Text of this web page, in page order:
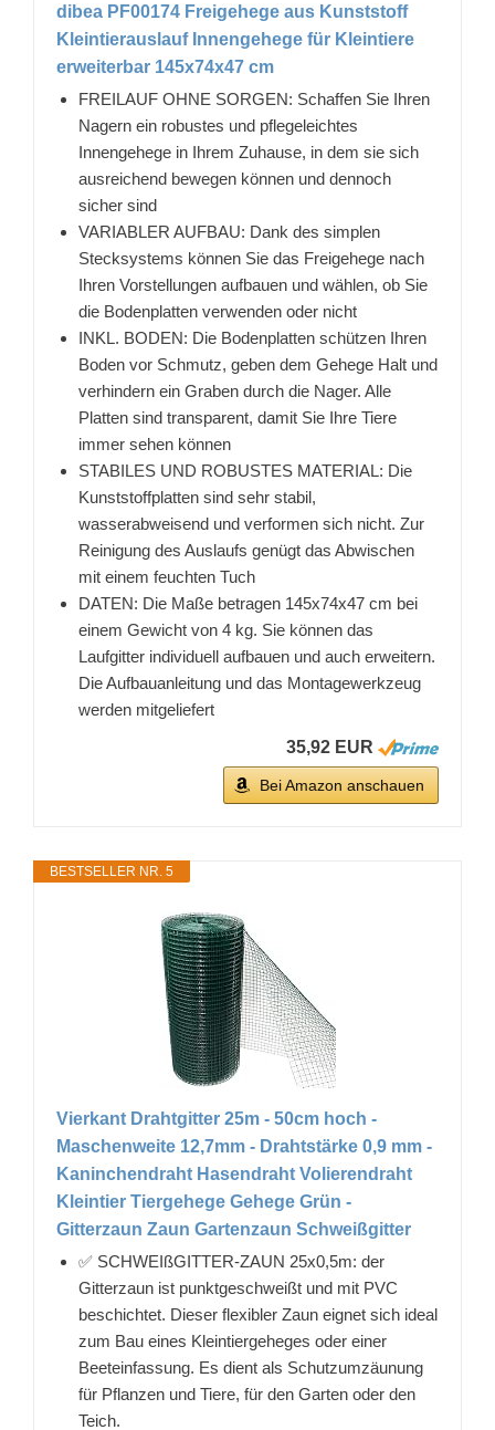
dibea PF00174 Freigehege aus Kunststoff
Kleintierauslauf Innengehege für Kleintiere
erweiterbar 145x74x47 cm
FREILAUF OHNE SORGEN: Schaffen Sie Ihren
Nagern ein robustes und pflegeleichtes
Innengehege in Ihrem Zuhause, in dem sie sich
ausreichend bewegen können und dennoch
sicher sind
VARIABLER AUFBAU: Dank des simplen
Stecksystems können Sie das Freigehege nach
Ihren Vorstellungen aufbauen und wählen, ob Sie
die Bodenplatten verwenden oder nicht
INKL. BODEN: Die Bodenplatten schützen Ihren
Boden vor Schmutz, geben dem Gehege Halt und
verhindern ein Graben durch die Nager. Alle
Platten sind transparent, damit Sie Ihre Tiere
immer sehen können
STABILES UND ROBUSTES MATERIAL: Die
Kunststoffplatten sind sehr stabil,
wasserabweisend und verformen sich nicht. Zur
Reinigung des Auslaufs genügt das Abwischen
mit einem feuchten Tuch
DATEN: Die Maße betragen 145x74x47 cm bei
einem Gewicht von 4 kg. Sie können das
Laufgitter individuell aufbauen und auch erweitern.
Die Aufbauanleitung und das Montagewerkzeug
werden mitgeliefert
35,92 EUR
Bei Amazon anschauen
BESTSELLER NR. 5
Vierkant Drahtgitter 25m - 50cm hoch -
Maschenweite 12,7mm - Drahtstärke 0,9 mm -
Kaninchendraht Hasendraht Volierendraht
Kleintier Tiergehege Gehege Grün -
Gitterzaun Zaun Gartenzaun Schweißgitter
✅ SCHWEIßGITTER-ZAUN 25x0,5m: der
Gitterzaun ist punktgeschweißt und mit PVC
beschichtet. Dieser flexibler Zaun eignet sich ideal
zum Bau eines Kleintiergeheges oder einer
Beeteinfassung. Es dient als Schutzumzäunung
für Pflanzen und Tiere, für den Garten oder den
Teich.